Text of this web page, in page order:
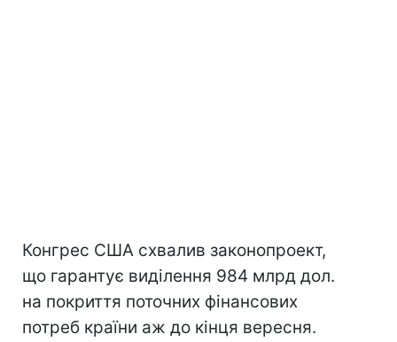
Конгрес США схвалив законопроект,
що гарантує виділення 984 млрд дол.
на покриття поточних фінансових
потреб країни аж до кінця вересня.